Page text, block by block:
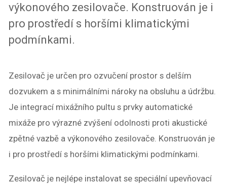
výkonového zesilovače. Konstruován je i
pro prostředí s horšími klimatickými
podmínkami.
Zesilovač je určen pro ozvučení prostor s delším
dozvukem a s minimálními nároky na obsluhu a údržbu.
Je integrací mixážního pultu s prvky automatické
mixáže pro výrazné zvýšení odolnosti proti akustické
zpětné vazbě a výkonového zesilovače. Konstruován je
i pro prostředí s horšími klimatickými podmínkami.
Zesilovač je nejlépe instalovat se speciální upevňovací